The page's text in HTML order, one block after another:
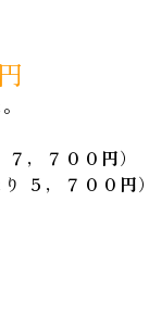
，７００ 円）
５，７００ 円